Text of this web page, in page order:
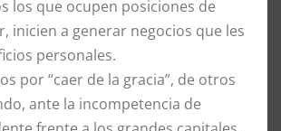
los que ocupen posiciones de
inicien a generar negocios que les
personales.
por “caer de la gracia”, de otros
ante la incompetencia de